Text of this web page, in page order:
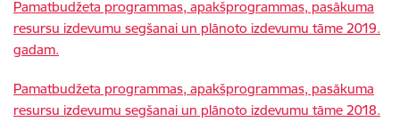
Pamatbudžeta programmas, apakšprogrammas, pasākuma
resursu izdevumu segšanai un plānoto izdevumu tāme 2019.
gadam.
Pamatbudžeta programmas, apakšprogrammas, pasākuma
resursu izdevumu segšanai un plānoto izdevumu tāme 2018.